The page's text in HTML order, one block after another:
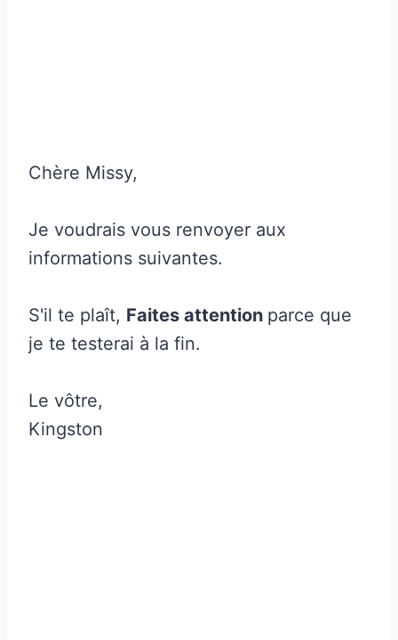
Chère Missy,
Je voudrais vous renvoyer aux
informations suivantes.
S'il te plaît, Faites attention parce que
je te testerai à la fin.
Le vôtre,
Kingston